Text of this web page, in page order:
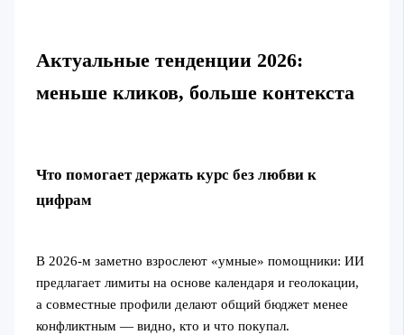
Актуальные тенденции 2026:
меньше кликов, больше контекста
Что помогает держать курс без любви к
цифрам
В 2026‑м заметно взрослеют «умные» помощники: ИИ
предлагает лимиты на основе календаря и геолокации,
а совместные профили делают общий бюджет менее
конфликтным — видно, кто и что покупал.